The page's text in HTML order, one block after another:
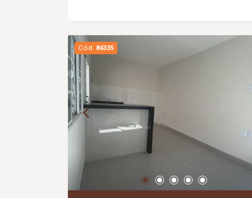
granito preto; Piso em porcelanato;
Projeto moderno de iluminação em LED;
Boxes em vidro temperado; Armários
planejados nos banheiros; Fachada
moderna com revestimento em pedras
naturais; Sistema de alarme instalado;
Sistema de câmeras de monitoramento;
Cerca concertina em todo o perímetro;
Excelente opção para quem busca uma
casa nova, moderna e funcional.
Cód. 84335